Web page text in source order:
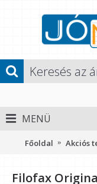
MENÜ
Főoldal Akciós
Filofax